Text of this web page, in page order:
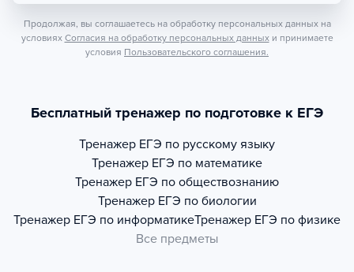
Продолжая, вы соглашаетесь на обработку персональных данных на
условиях Согласия на обработку персональных данных и принимаете
условия Пользовательского соглашения.
Бесплатный тренажер по подготовке к ЕГЭ
Тренажер ЕГЭ по русскому языку
Тренажер ЕГЭ по математике
Тренажер ЕГЭ по обществознанию
Тренажер ЕГЭ по биологии
Тренажер ЕГЭ по информатикеТренажер ЕГЭ по физике
Все предметы